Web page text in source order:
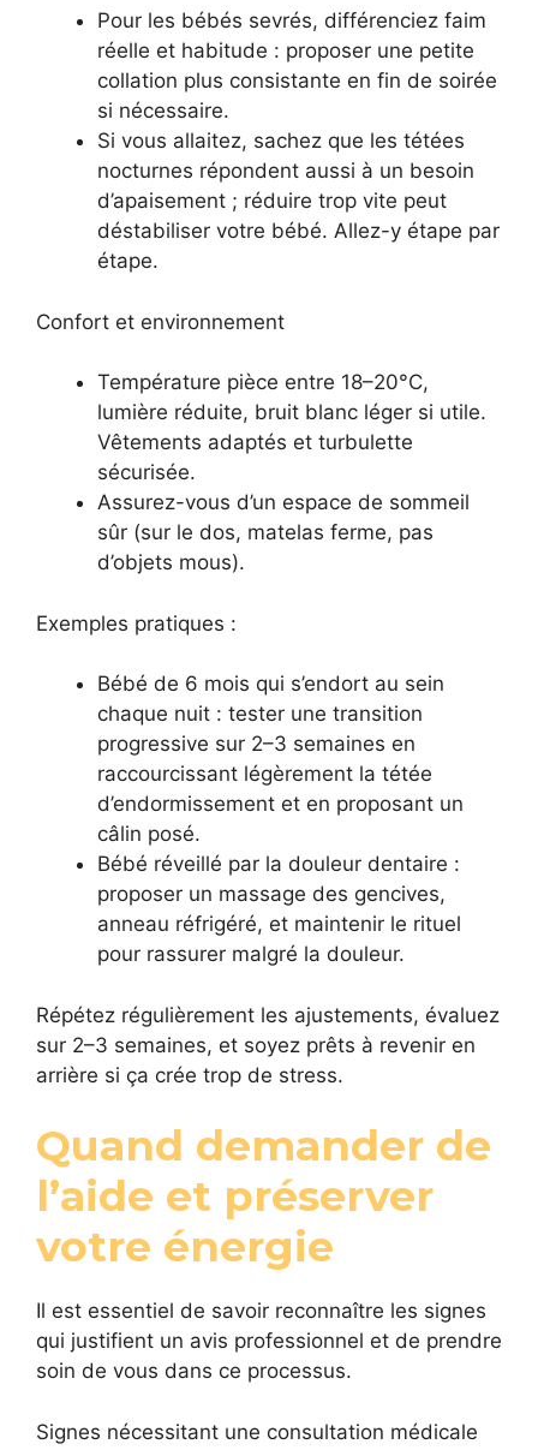
Pour les bébés sevrés, différenciez faim
réelle et habitude : proposer une petite
collation plus consistante en fin de soirée
si nécessaire.
Si vous allaitez, sachez que les tétées
nocturnes répondent aussi à un besoin
d’apaisement ; réduire trop vite peut
déstabiliser votre bébé. Allez-y étape par
étape.
Confort et environnement
Température pièce entre 18–20°C,
lumière réduite, bruit blanc léger si utile.
Vêtements adaptés et turbulette
sécurisée.
Assurez-vous d’un espace de sommeil
sûr (sur le dos, matelas ferme, pas
d’objets mous).
Exemples pratiques :
Bébé de 6 mois qui s’endort au sein
chaque nuit : tester une transition
progressive sur 2–3 semaines en
raccourcissant légèrement la tétée
d’endormissement et en proposant un
câlin posé.
Bébé réveillé par la douleur dentaire :
proposer un massage des gencives,
anneau réfrigéré, et maintenir le rituel
pour rassurer malgré la douleur.
Répétez régulièrement les ajustements, évaluez
sur 2–3 semaines, et soyez prêts à revenir en
arrière si ça crée trop de stress.
Quand demander de
l’aide et préserver
votre énergie
Il est essentiel de savoir reconnaître les signes
qui justifient un avis professionnel et de prendre
soin de vous dans ce processus.
Signes nécessitant une consultation médicale